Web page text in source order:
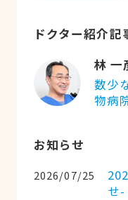
ドクター紹介記
林 一
数少
物病
お知らせ
2026/07/25
せ-